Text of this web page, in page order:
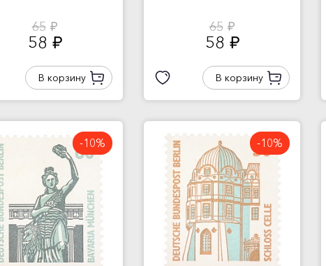
65 руб.
58 руб.
В корзину
65 руб.
58 руб.
В корзину
-10% -10%